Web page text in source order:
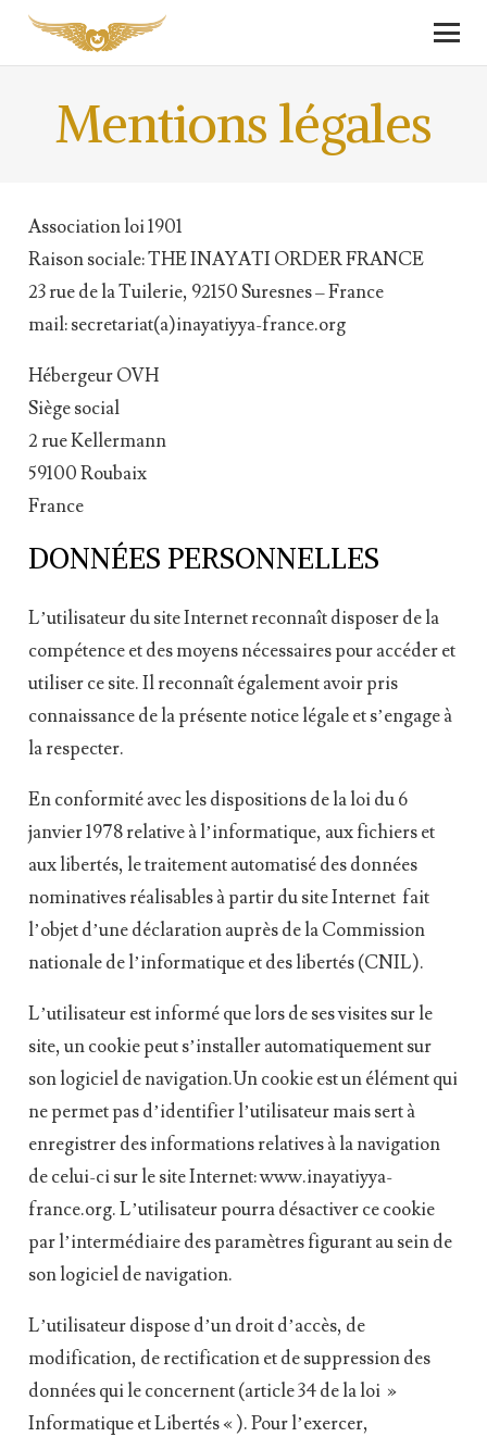
Mentions légales
Association loi 1901
Raison sociale: THE INAYATI ORDER FRANCE
23 rue de la Tuilerie, 92150 Suresnes – France
mail: secretariat(a)inayatiyya-france.org
Hébergeur OVH
Siège social
2 rue Kellermann
59100 Roubaix
France
DONNÉES PERSONNELLES
L’utilisateur du site Internet reconnaît disposer de la
compétence et des moyens nécessaires pour accéder et
utiliser ce site. Il reconnaît également avoir pris
connaissance de la présente notice légale et s’engage à
la respecter.
En conformité avec les dispositions de la loi du 6
janvier 1978 relative à l’informatique, aux fichiers et
aux libertés, le traitement automatisé des données
nominatives réalisables à partir du site Internet fait
l’objet d’une déclaration auprès de la Commission
nationale de l’informatique et des libertés (CNIL).
L’utilisateur est informé que lors de ses visites sur le
site, un cookie peut s’installer automatiquement sur
son logiciel de navigation.Un cookie est un élément qui
ne permet pas d’identifier l’utilisateur mais sert à
enregistrer des informations relatives à la navigation
de celui-ci sur le site Internet: www.inayatiyya-
france.org. L’utilisateur pourra désactiver ce cookie
par l’intermédiaire des paramètres figurant au sein de
son logiciel de navigation.
L’utilisateur dispose d’un droit d’accès, de
modification, de rectification et de suppression des
données qui le concernent (article 34 de la loi »
Informatique et Libertés « ). Pour l’exercer,